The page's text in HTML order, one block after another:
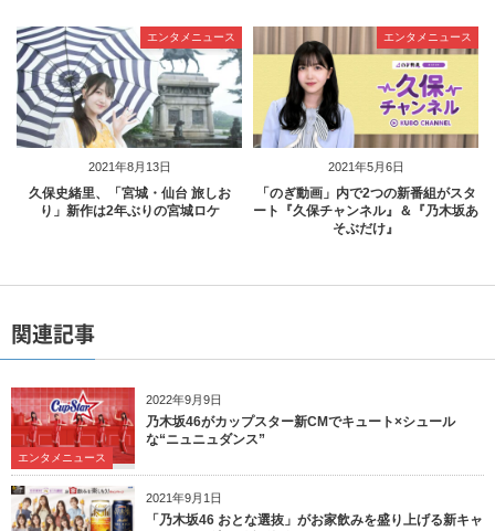
2021年8月13日
エンタメニュース
久保史緒里、「宮城・仙台 旅しお
り」新作は2年ぶりの宮城ロケ
2021年5月6日
エンタメニュース
「のぎ動画」内で2つの新番組がスタ
ート『久保チャンネル』＆『乃木坂あ
そぶだけ』
関連記事
2022年9月9日
エンタメニュース
乃木坂46がカップスター新CMでキュート×シュール
な“ニュニュダンス”
2021年9月1日
「乃木坂46 おとな選抜」がお家飲みを盛り上げる新キャ